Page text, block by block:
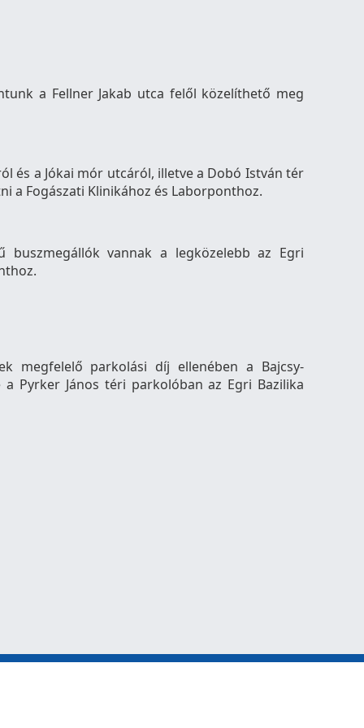
a Fellner Jakab utca felől közelíthető meg
és a Jókai mór utcáról, illetve a Dobó István tér
a Fogászati Klinikához és Laborponthoz.
buszmegállók vannak a legközelebb az Egri
megfelelő parkolási díj ellenében a Bajcsy-
Pyrker János téri parkolóban az Egri Bazilika